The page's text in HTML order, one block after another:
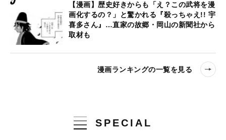
【漫画】歴史好きからも「え？この武将を漫
画化するの？」と驚かれる『殺っちゃえ!! 宇
喜多さん』…直家の故郷・岡山の新聞社から
取材も
漫画ランキングの一覧を見る
SPECIAL